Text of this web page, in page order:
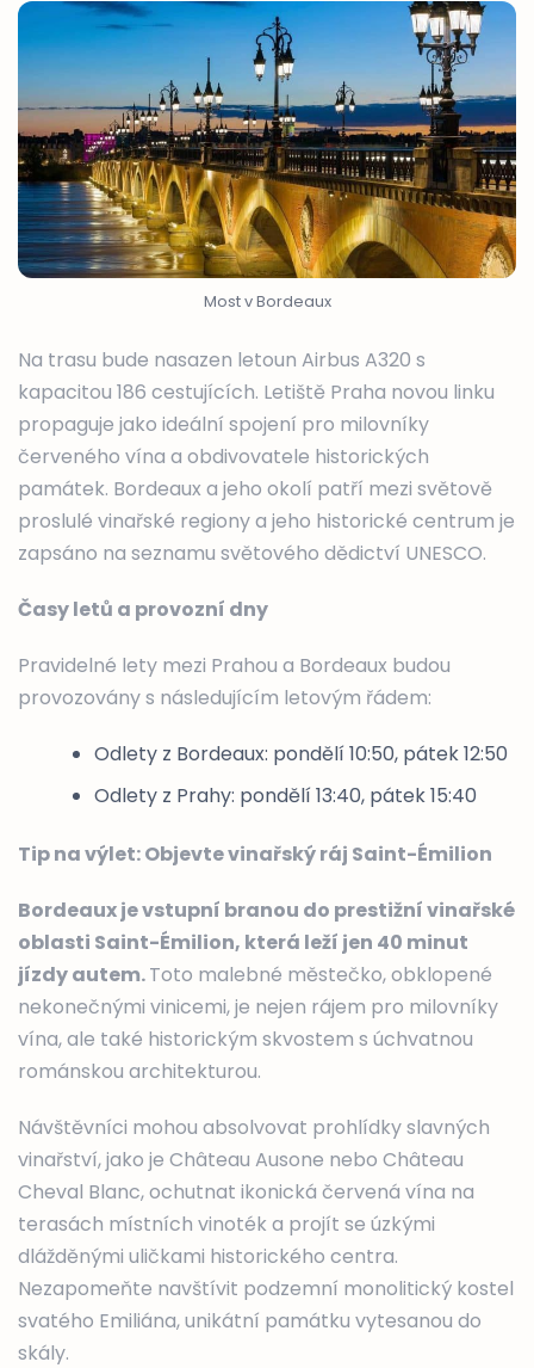
Most v Bordeaux
Na trasu bude nasazen letoun Airbus A320 s
kapacitou 186 cestujících. Letiště Praha novou linku
propaguje jako ideální spojení pro milovníky
červeného vína a obdivovatele historických
památek. Bordeaux a jeho okolí patří mezi světově
proslulé vinařské regiony a jeho historické centrum je
zapsáno na seznamu světového dědictví UNESCO.
Časy letů a provozní dny
Pravidelné lety mezi Prahou a Bordeaux budou
provozovány s následujícím letovým řádem:
Odlety z Bordeaux: pondělí 10:50, pátek 12:50
Odlety z Prahy: pondělí 13:40, pátek 15:40
Tip na výlet: Objevte vinařský ráj Saint-Émilion
Bordeaux je vstupní branou do prestižní vinařské
oblasti Saint-Émilion, která leží jen 40 minut
jízdy autem.Toto malebné městečko, obklopené
nekonečnými vinicemi, je nejen rájem pro milovníky
vína, ale také historickým skvostem s úchvatnou
románskou architekturou.
Návštěvníci mohou absolvovat prohlídky slavných
vinařství, jako je Château Ausone nebo Château
Cheval Blanc, ochutnat ikonická červená vína na
terasách místních vinoték a projít se úzkými
dlážděnými uličkami historického centra.
Nezapomeňte navštívit podzemní monolitický kostel
svatého Emiliána, unikátní památku vytesanou do
skály.